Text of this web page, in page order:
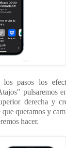
pasos los
pulsaremos
derecha y
queramos y
hacer.